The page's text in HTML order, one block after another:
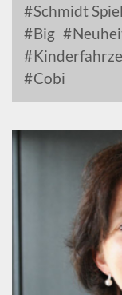
Schmidt
Big
Cobi